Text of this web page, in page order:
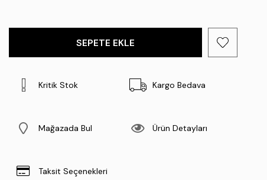
Kritik Stok Kargo Bedava
Mağazada Bul Ürün Detayları
Taksit Seçenekleri